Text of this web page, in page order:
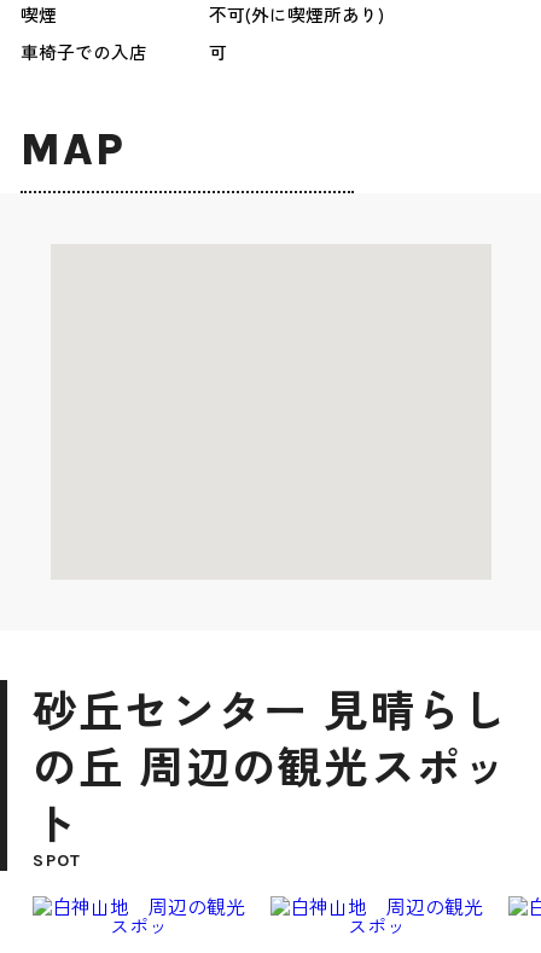
喫煙
不可(外に喫煙所あり)
車椅子での入店
可
MAP
砂丘センター 見晴らし
の丘 周辺の観光スポッ
ト
SPOT